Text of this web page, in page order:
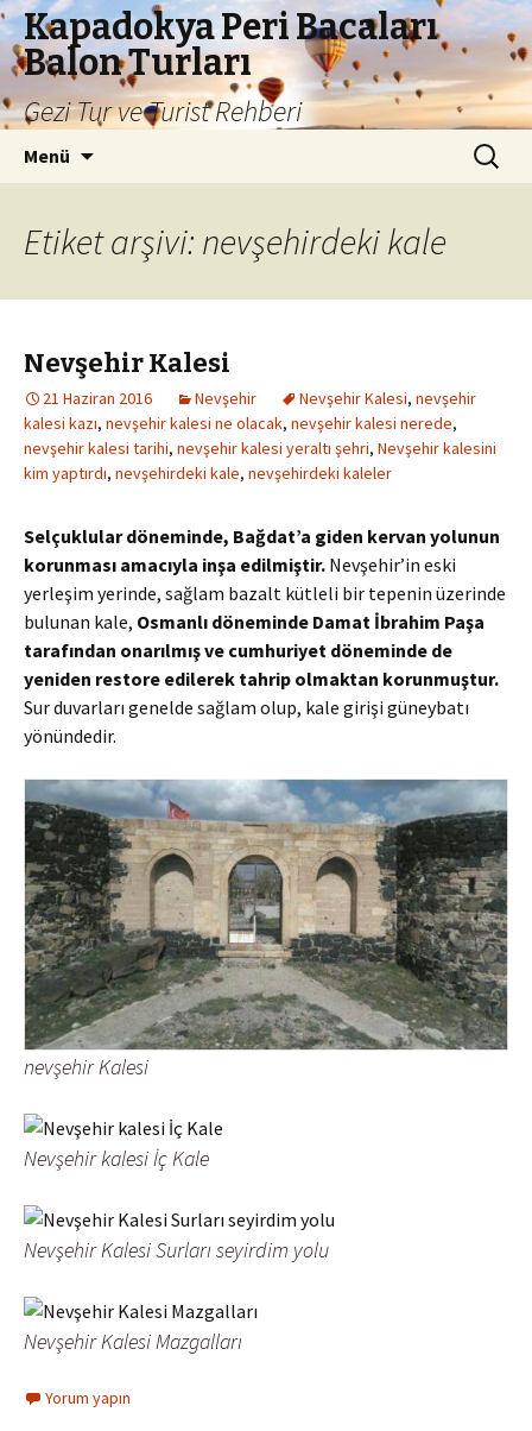
Kapadokya Peri Bacaları
Balon Turları
Gezi Tur ve Turist Rehberi
Menü Arama:
Etiket arşivi: nevşehirdeki kale
Nevşehir Kalesi
21 Haziran 2016 Nevşehir Nevşehir Kalesi, nevşehir
kalesi kazı, nevşehir kalesi ne olacak, nevşehir kalesi nerede,
nevşehir kalesi tarihi, nevşehir kalesi yeraltı şehri, Nevşehir kalesini
kim yaptırdı, nevşehirdeki kale, nevşehirdeki kaleler
Selçuklular döneminde, Bağdat’a giden kervan yolunun
korunması amacıyla inşa edilmiştir. Nevşehir’in eski
yerleşim yerinde, sağlam bazalt kütleli bir tepenin üzerinde
bulunan kale, Osmanlı döneminde Damat İbrahim Paşa
tarafından onarılmış ve cumhuriyet döneminde de
yeniden restore edilerek tahrip olmaktan korunmuştur.
Sur duvarları genelde sağlam olup, kale girişi güneybatı
yönündedir.
nevşehir Kalesi
Nevşehir kalesi İç Kale
Nevşehir Kalesi Surları seyirdim yolu
Nevşehir Kalesi Mazgalları
Yorum yapın